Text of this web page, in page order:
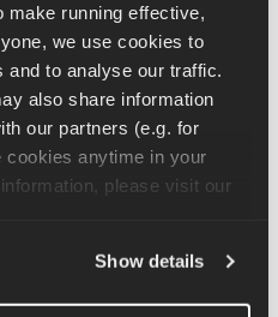
make running effective,
we use cookies to
and to analyse our traffic.
also share information
our partners (e.g. for
cookies anytime in your
Show details
a fadiga aumente
e maratona, o limiar de lactato
do desempenho do que